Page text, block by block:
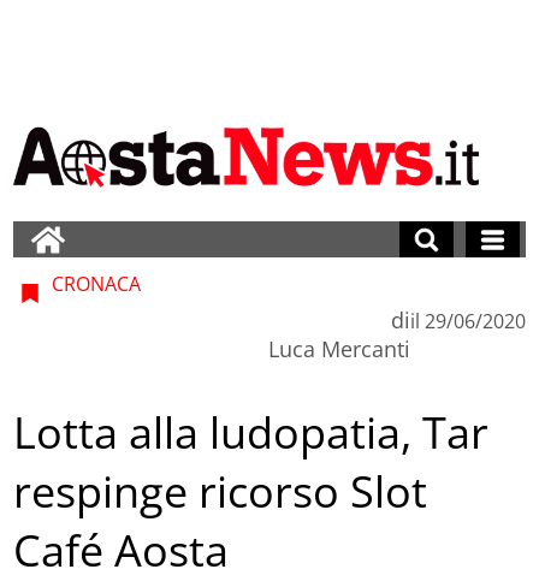
CRONACA
di
Luca Mercanti
il 29/06/2020
Lotta alla ludopatia, Tar
respinge ricorso Slot
Café Aosta